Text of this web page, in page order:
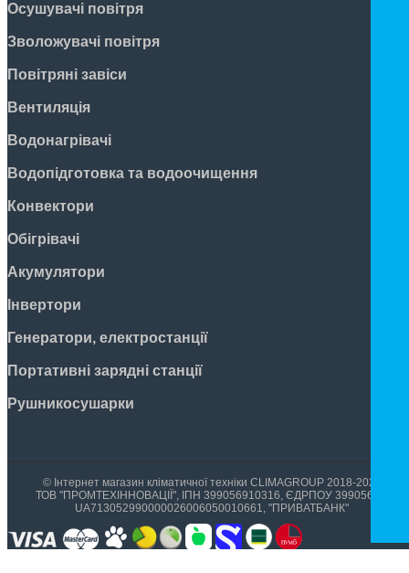
Осушувачі повітря
Зволожувачі повітря
Повітряні завіси
Вентиляція
Водонагрівачі
Водопідготовка та водоочищення
Конвектори
Обігрівачі
Акумулятори
Інвертори
Генератори, електростанції
Портативні зарядні станції
Рушникосушарки
© Інтернет магазин кліматичної техніки CLIMAGROUP 2018-2026
ТОВ "ПРОМТЕХІННОВАЦІЇ", ІПН 399056910316, ЄДРПОУ 39905699,
UA713052990000026006050010661, "ПРИВАТБАНК"